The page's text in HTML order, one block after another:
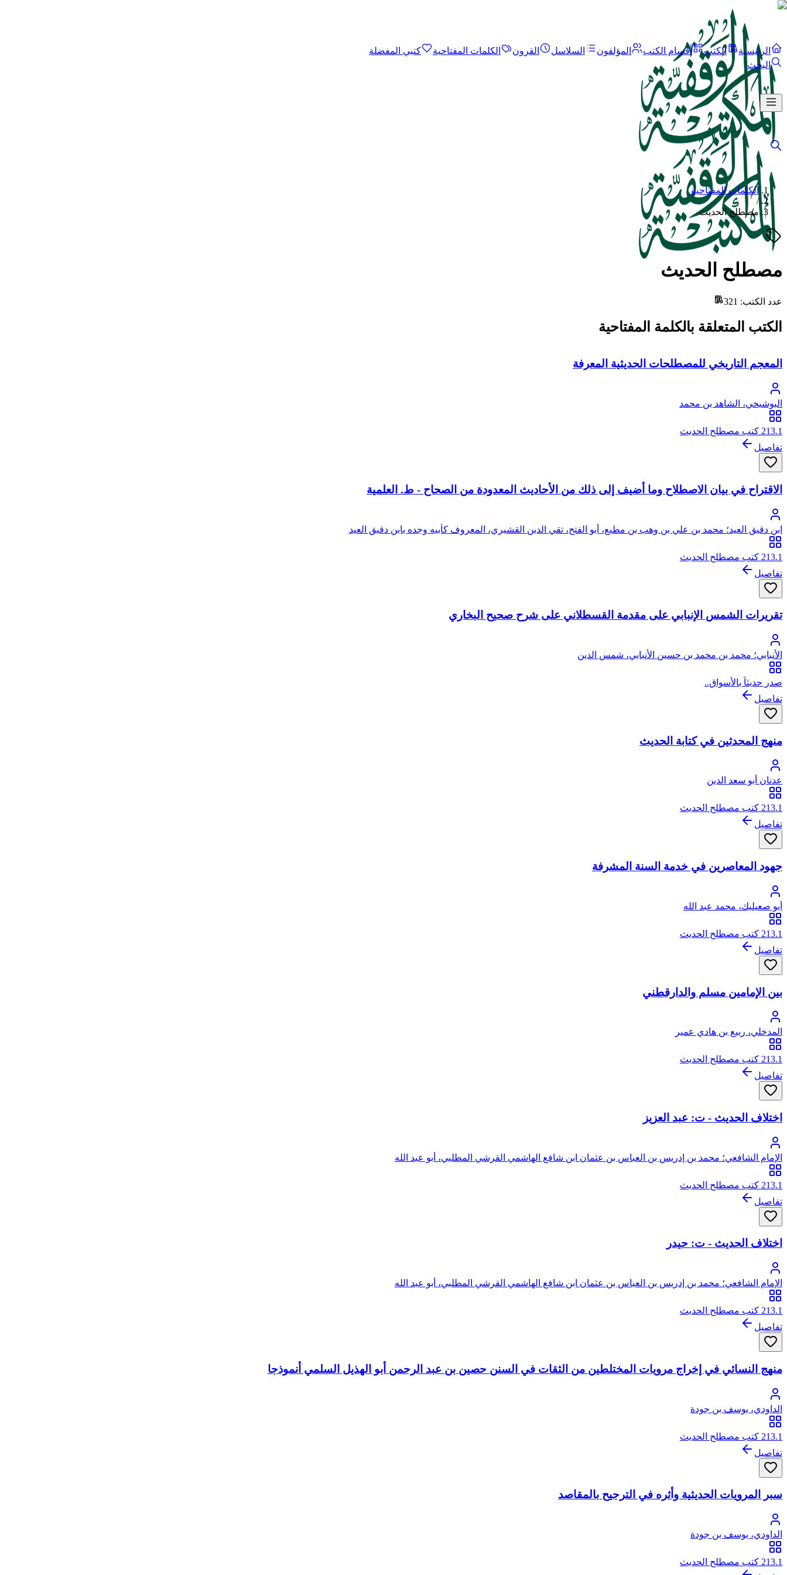
الرئيسية الكتب أقسام الكتب المؤلفون السلاسل القرون الكلمات المفتاحية
كتبي المفضلة
البحث
الكلمات المفتاحية
/
مصطلح الحديث
مصطلح الحديث
عدد الكتب:
321
الكتب المتعلقة بالكلمة المفتاحية
المعجم التاريخي للمصطلحات الحديثية المعرفة
البوشيخي، الشاهد بن محمد
213.1 كتب مصطلح الحديث
تفاصيل
الاقتراح في بيان الاصطلاح وما أضيف إلى ذلك من الأحاديث المعدودة من الصحاح - ط. العلمية
ابن دقيق العيد؛ محمد بن علي بن وهب بن مطيع، أبو الفتح، تقي الدين القشيري، المعروف كأبيه وجده بابن دقيق العيد
213.1 كتب مصطلح الحديث
تفاصيل
تقريرات الشمس الإنبابي على مقدمة القسطلاني على شرح صحيح البخاري
الأنبابي؛ محمد بن محمد بن حسين الأنبابي، شمس الدين
صدر حديثاً بالأسواق..
تفاصيل
منهج المحدثين في كتابة الحديث
عدنان أبو سعد الدين
213.1 كتب مصطلح الحديث
تفاصيل
جهود المعاصرين في خدمة السنة المشرفة
أبو صعيليك، محمد عبد الله
213.1 كتب مصطلح الحديث
تفاصيل
بين الإمامين مسلم والدارقطني
المدخلي، ربيع بن هادي عمير
213.1 كتب مصطلح الحديث
تفاصيل
اختلاف الحديث - ت: عبد العزيز
الإمام الشافعي؛ محمد بن إدريس بن العباس بن عثمان ابن شافع الهاشمي القرشي المطلبي، أبو عبد الله
213.1 كتب مصطلح الحديث
تفاصيل
اختلاف الحديث - ت: حيدر
الإمام الشافعي؛ محمد بن إدريس بن العباس بن عثمان ابن شافع الهاشمي القرشي المطلبي، أبو عبد الله
213.1 كتب مصطلح الحديث
تفاصيل
منهج النسائي في إخراج مرويات المختلطين من الثقات في السنن حصين بن عبد الرحمن أبو الهذيل السلمي أنموذجا
الداودي، يوسف بن جودة
213.1 كتب مصطلح الحديث
تفاصيل
سبر المرويات الحديثية وأثره في الترجيح بالمقاصد
الداودي، يوسف بن جودة
213.1 كتب مصطلح الحديث